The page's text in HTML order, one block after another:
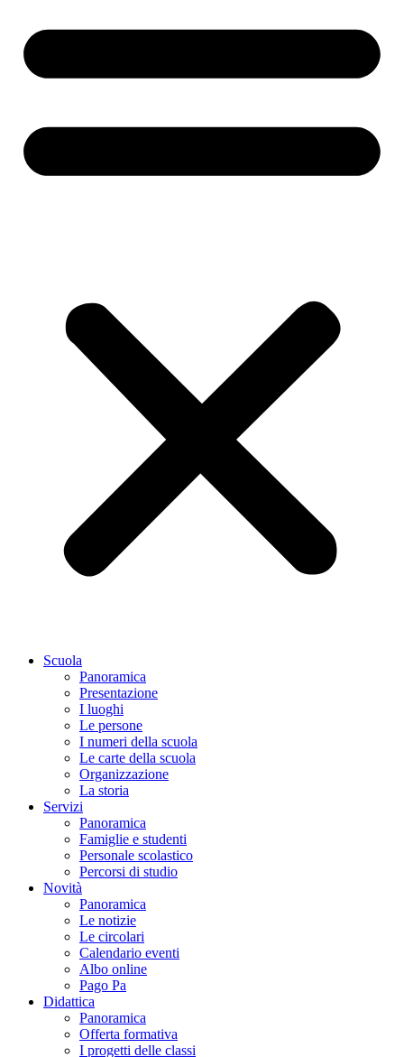
Scuola
Panoramica
Presentazione
I luoghi
Le persone
I numeri della scuola
Le carte della scuola
Organizzazione
La storia
Servizi
Panoramica
Famiglie e studenti
Personale scolastico
Percorsi di studio
Novità
Panoramica
Le notizie
Le circolari
Calendario eventi
Albo online
Pago Pa
Didattica
Panoramica
Offerta formativa
I progetti delle classi